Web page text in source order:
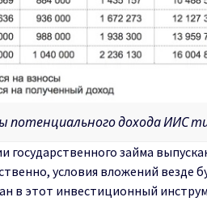
потенциального дохода ИИС
займа
условия вложений везде
в этот инвестиционный